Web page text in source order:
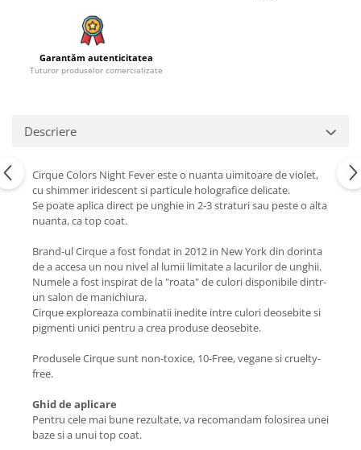
Garantăm autenticitatea
Tuturor produselor comercializate
Descriere
Cirque Colors Night Fever este o nuanta uimitoare de violet,
cu shimmer iridescent si particule holografice delicate.
Se poate aplica direct pe unghie in 2-3 straturi sau peste o alta
nuanta, ca top coat.
Brand-ul Cirque a fost fondat in 2012 in New York din dorinta
de a accesa un nou nivel al lumii limitate a lacurilor de unghii.
Numele a fost inspirat de la "roata" de culori disponibile dintr-
un salon de manichiura.
Cirque exploreaza combinatii inedite intre culori deosebite si
pigmenti unici pentru a crea produse deosebite.
Produsele Cirque sunt non-toxice, 10-Free, vegane si cruelty-
free.
Ghid de aplicare
Pentru cele mai bune rezultate, va recomandam folosirea unei
baze si a unui top coat.